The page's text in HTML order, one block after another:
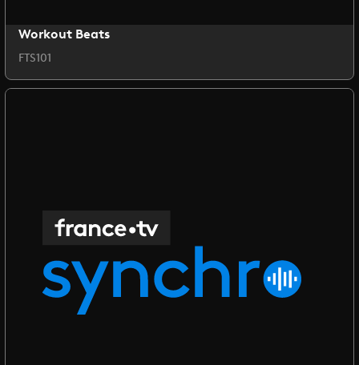
Workout Beats
FTS101